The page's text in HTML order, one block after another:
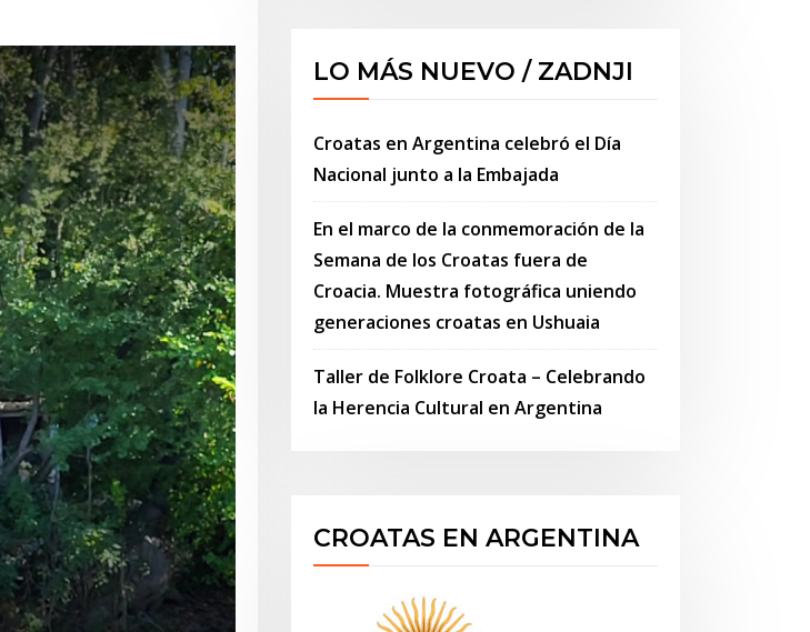
LO MÁS NUEVO / ZADNJI
Croatas en Argentina celebró el Día
Nacional junto a la Embajada
En el marco de la conmemoración de la
Semana de los Croatas fuera de
Croacia. Muestra fotográfica uniendo
generaciones croatas en Ushuaia
Taller de Folklore Croata – Celebrando
la Herencia Cultural en Argentina
CROATAS EN ARGENTINA